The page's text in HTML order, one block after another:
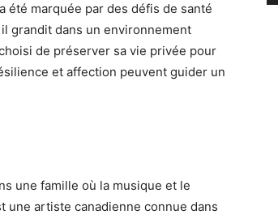
été marquée par des défis de santé
grandit dans un environnement
de préserver sa vie privée pour
et affection peuvent guider un
une famille où la musique et le
une artiste canadienne connue dans